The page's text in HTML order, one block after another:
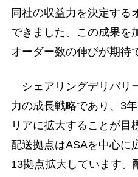
同社の収益力を決定する
できました。この成果を
オーダー数の伸びが期待
シェアリングデリバリ
力の成長戦略であり、3
リアに拡大することが目
配送拠点はASAを中心に
13拠点拡大しています。